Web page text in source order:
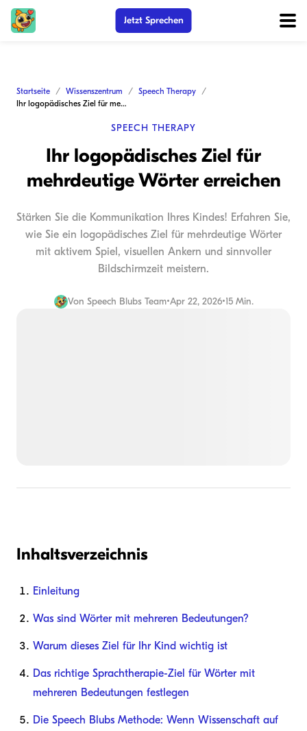
Jetzt Sprechen
Startseite Wissenszentrum
Speech Therapy
Ihr logopädisches Ziel für mehrdeutige Wörter erreichen
SPEECH THERAPY
Ihr logopädisches Ziel für
mehrdeutige Wörter erreichen
Stärken Sie die Kommunikation Ihres Kindes! Erfahren Sie,
wie Sie ein logopädisches Ziel für mehrdeutige Wörter
mit aktivem Spiel, visuellen Ankern und sinnvoller
Bildschirmzeit meistern.
Von Speech Blubs Team•Apr 22, 2026•15 Min.
Inhaltsverzeichnis
Einleitung
Was sind Wörter mit mehreren Bedeutungen?
Warum dieses Ziel für Ihr Kind wichtig ist
Das richtige Sprachtherapie-Ziel für Wörter mit
mehreren Bedeutungen festlegen
Die Speech Blubs Methode: Wenn Wissenschaft auf